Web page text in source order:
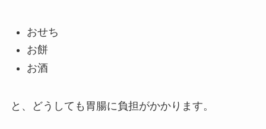
おせち
お餅
お酒
と、どうしても胃腸に負担がかかります。